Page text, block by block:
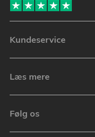
Kundeservice
Læs mere
Følg os